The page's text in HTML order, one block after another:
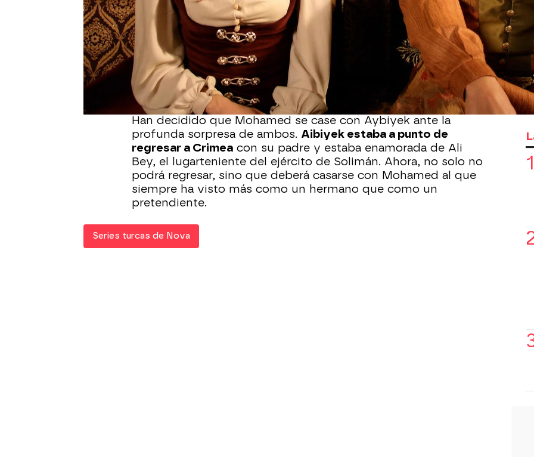
Valide y Mahidevranven con preocupación el acercamiento
del príncipe heredero,Mohamed, a una de las concubinas del
harén. No quieren que Mohamed cometa el error de
'encapricharse' con una mujer que no le convenga. Por eso
deciden tratar un planpara lograr que Mohamed tenga una
esposa adecuada a su rango.
Han decidido que Mohamed se case con Aybiyek ante la
profunda sorpresa de ambos. Aibiyek estaba a punto de
regresar a Crimea con su padre y estaba enamorada de Ali
Bey, el lugarteniente del ejército de Solimán. Ahora, no solo no
podrá regresar, sino que deberá casarse con Mohamed al que
siempre ha visto más como un hermano que como un
pretendiente.
Series turcas de Nova